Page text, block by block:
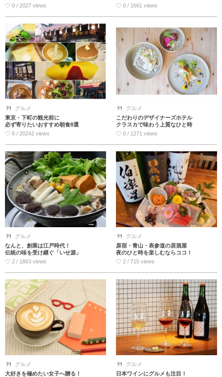
♡ 0 / 2027 views
♡ 0 / 1661 views
グルメ
東京・下町の観光前に
必ず寄りたいおすすめ朝食8選
♡ 6 / 20242 views
グルメ
こだわりのデザイナーズホテル
クラスカで味わう上質なひと時
♡ 0 / 1271 views
グルメ
なんと、創業は江戸時代！
伝統の味を受け継ぐ「いせ源」
♡ 2 / 1863 views
グルメ
原宿・青山・表参道の居酒屋
夜のひと時を楽しむならココ！
♡ 2 / 715 views
グルメ
大好きを極めたい女子へ贈る！
グルメ
日本ワインにグルメも注目！